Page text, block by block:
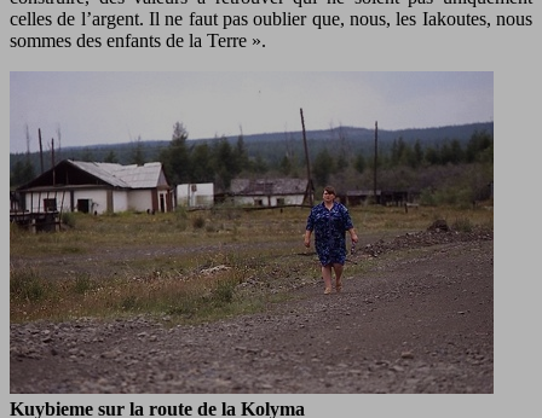
celles de l’argent. Il ne faut pas oublier que, nous, les Iakoutes, nous
sommes des enfants de la Terre ».
Kuybieme sur la route de la Kolyma